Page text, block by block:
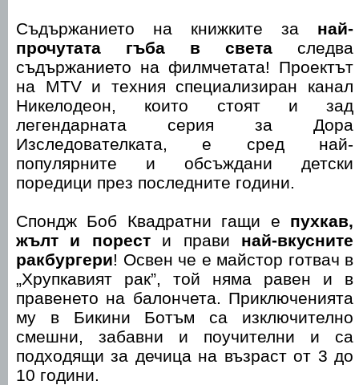
Съдържанието на книжките за най-
прочутата гъба в света следва
съдържанието на филмчетата! Проектът
на MTV и техния специализиран канал
Никелодеон, които стоят и зад
легендарната серия за Дора
Изследователката, е сред най-
популярните и обсъждани детски
поредици през последните години.
Спондж Боб Квадратни гащи е пухкав,
жълт и порести прави най-вкусните
ракбургери! Освен че е майстор готвач в
„Хрупкавият рак”, той няма равен и в
правенето на балончета. Приключенията
му в Бикини Ботъм са изключително
смешни, забавни и поучителни и са
подходящи за дечица на възраст от 3 до
10 години.